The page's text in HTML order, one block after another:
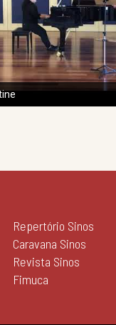
Repertório Sinos
Caravana Sinos
Revista Sinos
Fimuca